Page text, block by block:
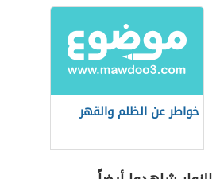
خواطر عن الظلم والقهر